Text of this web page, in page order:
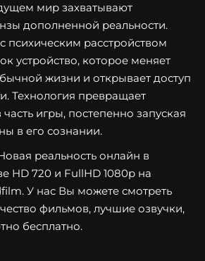
мир захватывают
дополненной реальности.
психическим расстройством
устройство, которое меняет
жизни и открывает доступ
Технология превращает
игры, постепенно запуская
в его сознании.
реальность онлайн в
HD 720 и FullHD 1080p на
У нас Вы можете смотреть
фильмов, лучшие озвучки,
бесплатно.